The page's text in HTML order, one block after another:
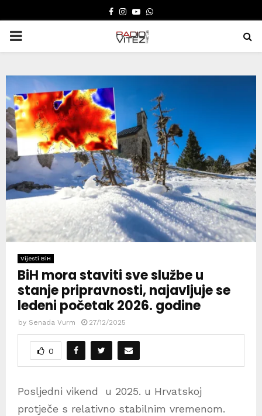
FACEBOOK
INSTAGRAM
YOUTUBE
WHATSAPP
PRIMARY
Vijesti BiH
BiH mora staviti sve službe u
stanje pripravnosti, najavljuje se
ledeni početak 2026. godine
by Senada Vurm 27/12/2025
0
Posljedni vikend u 2025. u Hrvatskoj
protječe s relativno stabilnim vremenom.